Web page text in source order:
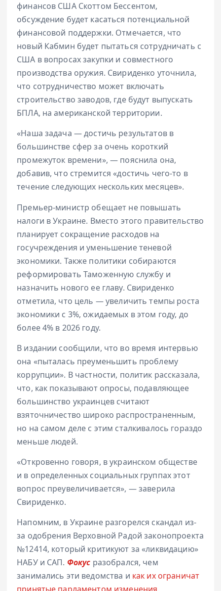
финансов США Скоттом Бессентом,
обсуждение будет касаться потенциальной
финансовой поддержки. Отмечается, что
новый Кабмин будет пытаться сотрудничать с
США в вопросах закупки и совместного
производства оружия. Свириденко уточнила,
что сотрудничество может включать
строительство заводов, где будут выпускать
БПЛА, на американской территории.
«Наша задача — достичь результатов в
большинстве сфер за очень короткий
промежуток времени», — пояснила она,
добавив, что стремится «достичь чего-то в
течение следующих нескольких месяцев».
Премьер-министр обещает не повышать
налоги в Украине. Вместо этого правительство
планирует сокращение расходов на
госучреждения и уменьшение теневой
экономики. Также политики собираются
реформировать Таможенную службу и
назначить нового ее главу. Свириденко
отметила, что цель — увеличить темпы роста
экономики с 3%, ожидаемых в этом году, до
более 4% в 2026 году.
В издании сообщили, что во время интервью
она «пыталась преуменьшить проблему
коррупции». В частности, политик рассказала,
что, как показывают опросы, подавляющее
большинство украинцев считают
взяточничество широко распространенным,
но на самом деле с этим сталкивалось гораздо
меньше людей.
«Откровенно говоря, в украинском обществе
и в определенных социальных группах этот
вопрос преувеличивается», — заверила
Свириденко.
Напомним, в Украине разгорелся скандал из-
за одобрения Верховной Радой законопроекта
№12414, который критикуют за «ликвидацию»
НАБУ и САП. Фокус разобрался, чем
занимались эти ведомства и как их ограничат